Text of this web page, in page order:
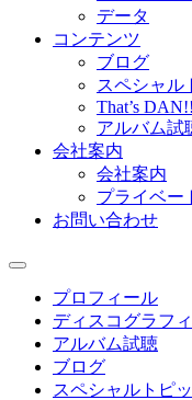
データ
コンテンツ
ブログ
スペシャル
That’s DAN!!
アルバム試
会社案内
会社案内
プライベー
お問い合わせ
プロフィール
ディスコグラフィ
アルバム試聴
ブログ
スペシャルトピ